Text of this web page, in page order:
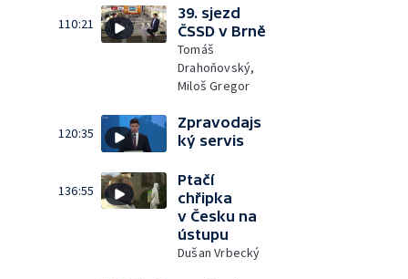
110:21
39. sjezd
ČSSD v Brně
Tomáš
Drahoňovský,
Miloš Gregor
120:35
Zpravodajs
ký servis
136:55
Ptačí
chřipka
v Česku na
ústupu
Dušan Vrbecký